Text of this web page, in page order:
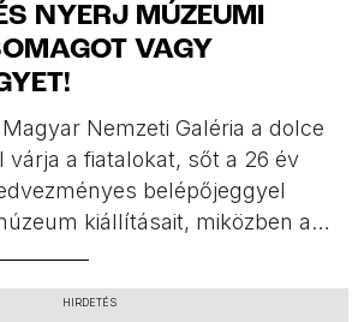
NYERJ MÚZEUMI
VAGY
Nemzeti Galéria a dolce
várja a fiatalokat, sőt a 26 év
belépőjeggyel
kiállításait, miközben a
(x)
HIRDETÉS